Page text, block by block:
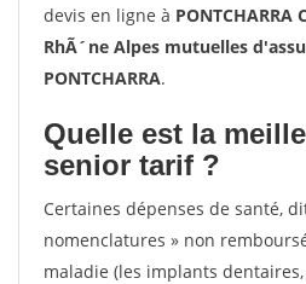
devis en ligne à
RhÃ´ne Alpes mutuelles
PONTCHARRA.
Quelle est la
senior tarif ?
Certaines dépenses de santé,
nomenclatures » non
maladie (les implants